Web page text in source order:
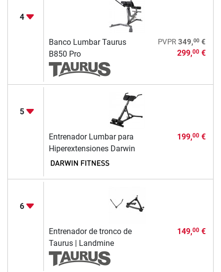
4
Banco Lumbar Taurus
B850 Pro
PVPR 349,00€
299,00€
5
Entrenador Lumbar para
Hiperextensiones Darwin
199,00€
6
Entrenador de tronco de
Taurus | Landmine
149,00€